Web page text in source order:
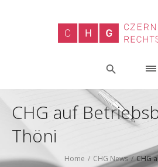
CHG auf
Thöni
Home / CHG News /CHG